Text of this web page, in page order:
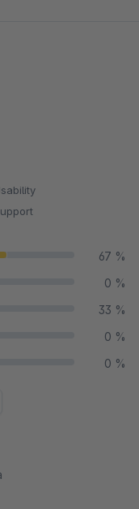
67 %
0 %
33 %
0 %
0 %